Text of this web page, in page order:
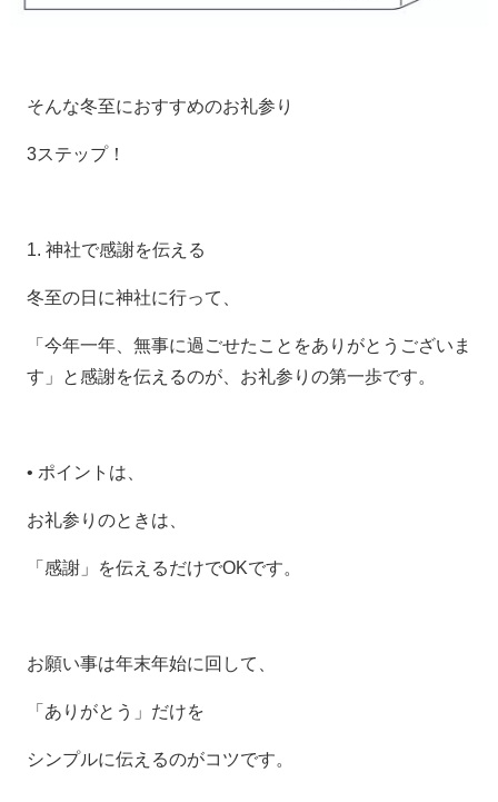
そんな冬至におすすめのお礼参り
3ステップ！
1. 神社で感謝を伝える
冬至の日に神社に行って、
「今年一年、無事に過ごせたことをありがとうございま
す」と感謝を伝えるのが、お礼参りの第一歩です。
• ポイントは、
お礼参りのときは、
「感謝」を伝えるだけでOKです。
お願い事は年末年始に回して、
「ありがとう」だけを
シンプルに伝えるのがコツです。